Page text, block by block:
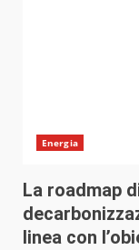
Energia
La roadmap
linea con